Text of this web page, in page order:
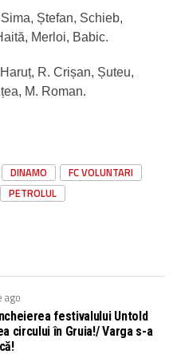
Ștefan, Schieb,
Merloi, Babic.
R. Crișan, Șuteu,
M. Roman.
DINAMO
FC VOLUNTARI
PETROLUL
ago
festivalului Untold
circului în Gruia!/ Varga s-a